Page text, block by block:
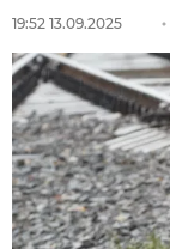
19:52 13.09.2025